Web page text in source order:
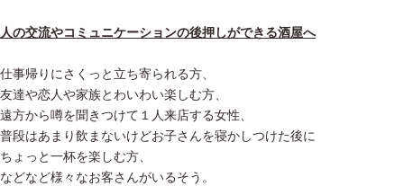
人の交流やコミュニケーションの後押しができる酒屋へ
仕事帰りにさくっと立ち寄られる方、
友達や恋人や家族とわいわい楽しむ方、
遠方から噂を聞きつけて１人来店する女性、
普段はあまり飲まないけどお子さんを寝かしつけた後に
ちょっと一杯を楽しむ方、
などなど様々なお客さんがいるそう。